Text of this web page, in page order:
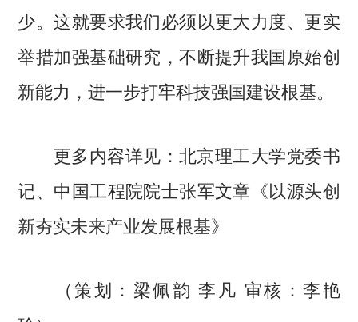
少。这就要求我们必须以更大力度、更实
举措加强基础研究，不断提升我国原始创
新能力，进一步打牢科技强国建设根基。
更多内容详见：北京理工大学党委书
记、中国工程院院士张军文章《以源头创
新夯实未来产业发展根基》
（策划：梁佩韵 李凡 审核：李艳